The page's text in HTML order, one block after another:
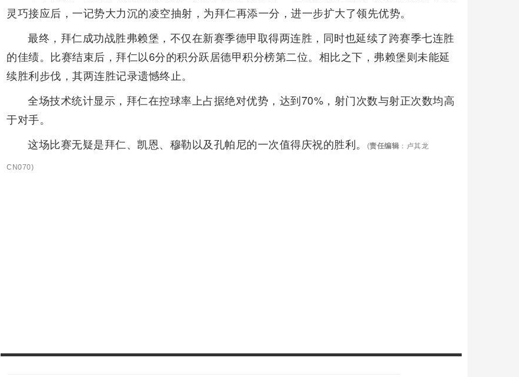
灵巧接应后，一记势大力沉的凌空抽射，为拜仁再添一分，进一步扩大了领先优势。
最终，拜仁成功战胜弗赖堡，不仅在新赛季德甲取得两连胜，同时也延续了跨赛季七连胜
的佳绩。比赛结束后，拜仁以6分的积分跃居德甲积分榜第二位。相比之下，弗赖堡则未能延
续胜利步伐，其两连胜记录遗憾终止。
全场技术统计显示，拜仁在控球率上占据绝对优势，达到70%，射门次数与射正次数均高
于对手。
这场比赛无疑是拜仁、凯恩、穆勒以及孔帕尼的一次值得庆祝的胜利。
(责任编辑 ：卢其龙
CN070)